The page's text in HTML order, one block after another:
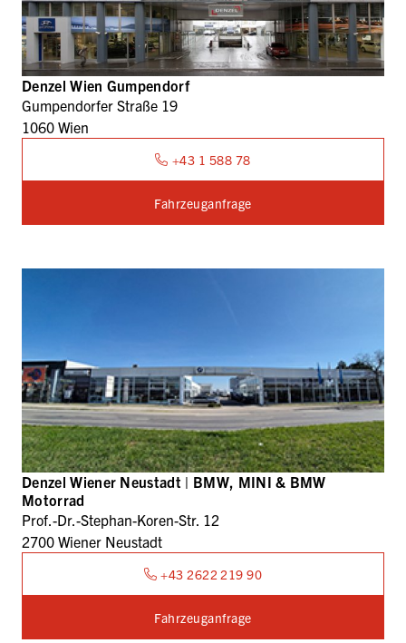
Denzel Wien Gumpendorf
Gumpendorfer Straße 19
1060 Wien
+43 1 588 78
Fahrzeuganfrage
Denzel Wiener Neustadt | BMW, MINI & BMW
Motorrad
Prof.-Dr.-Stephan-Koren-Str. 12
2700 Wiener Neustadt
+43 2622 219 90
Fahrzeuganfrage